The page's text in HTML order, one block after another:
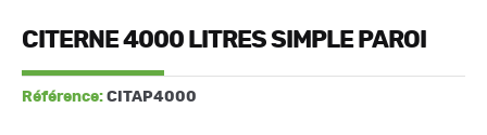
CITERNE 4000 LITRES SIMPLE PAROI
Référence: CITAP4000